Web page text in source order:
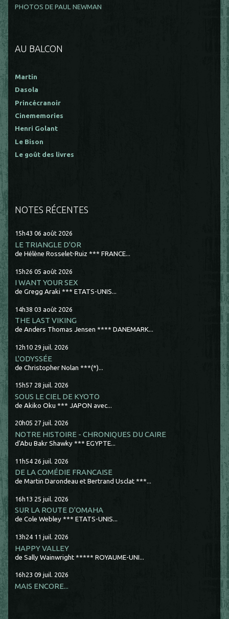
PHOTOS DE PAUL NEWMAN
AU BALCON
Martin
Dasola
Princécranoir
Cinememories
Henri Golant
Le Bison
Le goût des livres
NOTES RÉCENTES
15h43 06 août 2026
LE TRIANGLE D'OR
de Hélène Rosselet-Ruiz *** FRANCE...
15h26 05 août 2026
I WANT YOUR SEX
de Gregg Araki *** ETATS-UNIS...
14h38 03 août 2026
THE LAST VIKING
de Anders Thomas Jensen **** DANEMARK...
12h10 29 juil. 2026
L'ODYSSÉE
de Christopher Nolan ***(*)...
15h57 28 juil. 2026
SOUS LE CIEL DE KYOTO
de Akiko Oku *** JAPON avec...
20h05 27 juil. 2026
NOTRE HISTOIRE - CHRONIQUES DU CAIRE
d'Abu Bakr Shawky *** EGYPTE...
11h54 26 juil. 2026
DE LA COMÉDIE FRANCAISE
de Martin Darondeau et Bertrand Usclat ***...
16h13 25 juil. 2026
SUR LA ROUTE D'OMAHA
de Cole Webley *** ETATS-UNIS...
13h24 11 juil. 2026
HAPPY VALLEY
de Sally Wainwright ***** ROYAUME-UNI...
16h23 09 juil. 2026
MAIS ENCORE...